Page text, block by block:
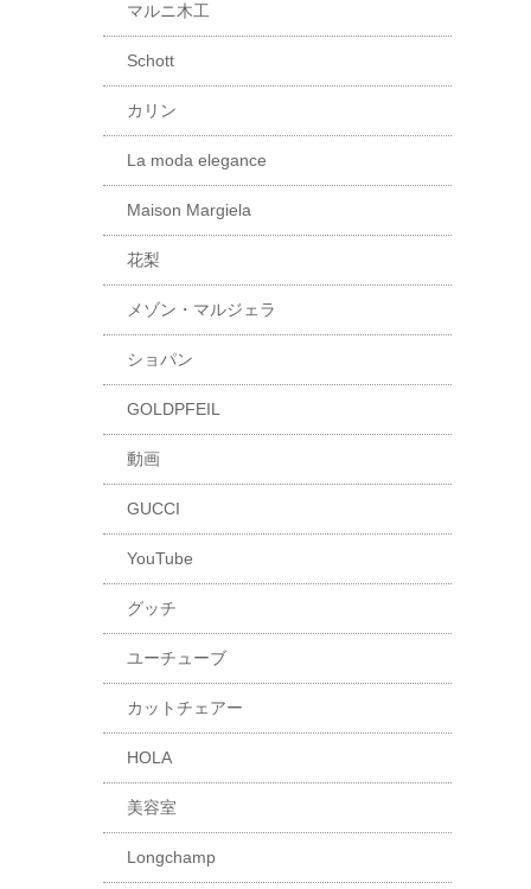
マルニ木工
Schott
カリン
La moda elegance
Maison Margiela
花梨
メゾン・マルジェラ
ショパン
GOLDPFEIL
動画
GUCCI
YouTube
グッチ
ユーチューブ
カットチェアー
HOLA
美容室
Longchamp